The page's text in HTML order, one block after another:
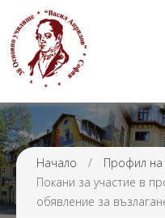
Начало / Профил на
Покани за участие в
обявление за